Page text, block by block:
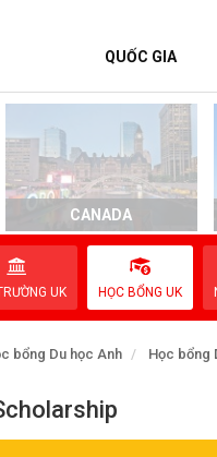
QUỐC GIA
CANADA
UK HỌC BỔNG UK
bổng Du học Anh Học bổng